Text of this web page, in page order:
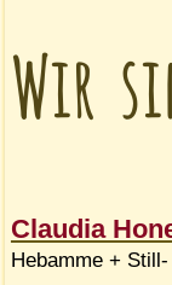
Wir
Claudia
Hebamme +